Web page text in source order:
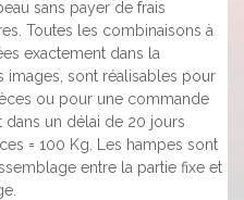
sans payer de frais
Toutes les combinaisons à
exactement dans la
sont réalisables pour
ou pour une commande
un délai de 20 jours
= 100 Kg. Les hampes sont
entre la partie fixe et